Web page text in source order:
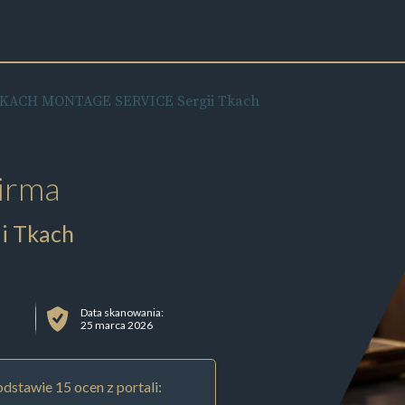
MONTAGE SERVICE Sergii Tkach
Tkach
Data skanowania:
25 marca 2026
15 ocen z portali: